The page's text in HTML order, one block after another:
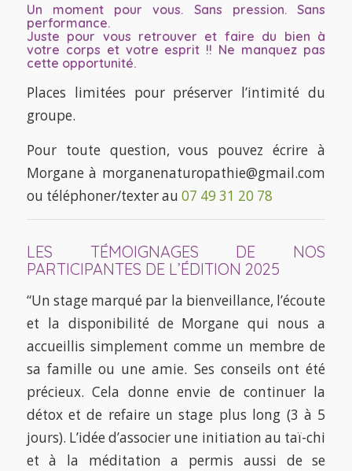
Un moment pour vous. Sans pression. Sans
performance.
Juste pour vous retrouver et faire du bien à
votre corps et votre esprit !! Ne manquez pas
cette opportunité.
Places limitées pour préserver l’intimité du
groupe.
Pour toute question, vous pouvez écrire à
Morgane à morganenaturopathie@gmail.com
ou téléphoner/texter au 07 49 31 20 78
LES TÉMOIGNAGES DE NOS
PARTICIPANTES DE L’ÉDITION 2025
“Un stage marqué par la bienveillance, l’écoute
et la disponibilité de Morgane qui nous a
accueillis simplement comme un membre de
sa famille ou une amie. Ses conseils ont été
précieux. Cela donne envie de continuer la
détox et de refaire un stage plus long (3 à 5
jours). L’idée d’associer une initiation au taï-chi
et à la méditation a permis aussi de se